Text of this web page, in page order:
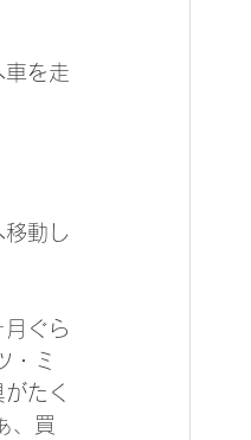
車を走
動し
ぐら
・ミ
たく
、買